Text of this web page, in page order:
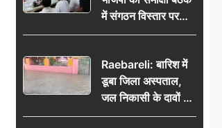
में संगठन विस्तार पर
मंथन, बीडीओ से
जनसमस्याओं का विवरण
Raebareli: बारिश में
डूबा जिला अस्पताल,
जल निकासी के दावों की
खुली पोल